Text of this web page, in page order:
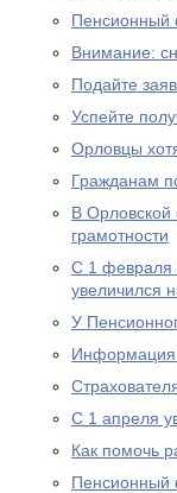
Пенсионный
Внимание:
Подайте
Успейте
Орловцы
Гражданам
В Орловской
грамотности
С 1 февраля
увеличился
У
Информация
С 1 апреля
Как помочь
Пенсионный